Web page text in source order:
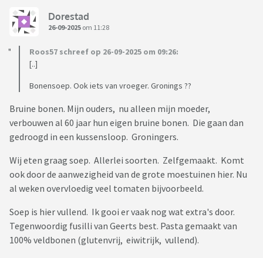
Dorestad
26-09-2025 om 11:28
Roos57 schreef op 26-09-2025 om 09:26:
[..]
Bonensoep. Ook iets van vroeger. Gronings ??
Bruine bonen. Mijn ouders, nu alleen mijn moeder,
verbouwen al 60 jaar hun eigen bruine bonen. Die gaan dan
gedroogd in een kussensloop. Groningers.
Wij eten graag soep. Allerlei soorten. Zelfgemaakt. Komt
ook door de aanwezigheid van de grote moestuinen hier. Nu
al weken overvloedig veel tomaten bijvoorbeeld.
Soep is hier vullend. Ik gooi er vaak nog wat extra's door.
Tegenwoordig fusilli van Geerts best. Pasta gemaakt van
100% veldbonen (glutenvrij, eiwitrijk, vullend).